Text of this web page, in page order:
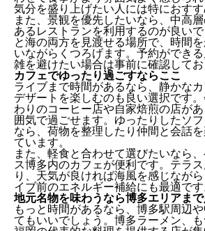
気分を盛り上げたい人には特におすす
また、景観を優先したいなら、中高
あるレストランを利用するのが良い
と海の両方を見渡せる場所で、時間
いながらくつろげます。予約ができ
雑を避けたい場合は事前に確認してお
カフェでゆったり過ごすならここ
ライブまで時間があるなら、静かな
デザートを楽しむのも良い選択です
わりのコーヒー店や自家焙煎の店が
囲気で過ごせます。ゆったりしたソ
なら、荷物を整理したり仲間と会話
ています。
また、軽食と合わせて選びたいなら
ス博多内のカフェが便利です。テラ
り、天気が良ければ海風を感じなが
イブ前のエネルギー補給にも最適です
地元名物を味わうなら博多エリアま
もっと時間があるなら、博多駅周辺
てもいいでしょう。博多ラーメン、